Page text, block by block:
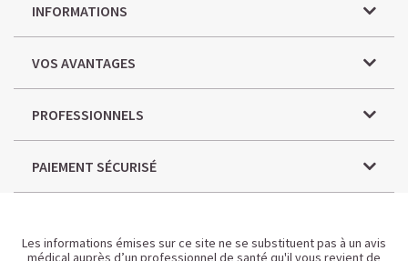
INFORMATIONS
VOS AVANTAGES
PROFESSIONNELS
PAIEMENT SÉCURISÉ
Les informations émises sur ce site ne se substituent pas à un avis
médical auprès d’un professionnel de santé qu'il vous revient de